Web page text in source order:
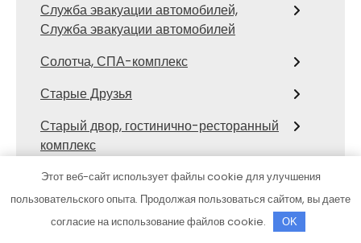
Служба эвакуации автомобилей,
Служба эвакуации автомобилей
Солотча, СПА-комплекс
Старые Друзья
Старый двор, гостинично-ресторанный
комплекс
Стикс, автомойка
Стихия, банный клуб
Этот веб-сайт использует файлы cookie для улучшения
пользовательского опыта. Продолжая пользоваться сайтом, вы даете
согласие на использование файлов cookie.
OK